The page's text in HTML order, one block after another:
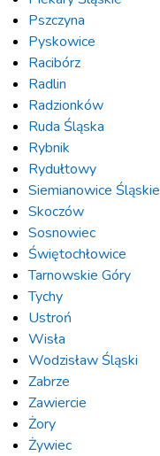
Pszczyna
Pyskowice
Racibórz
Radlin
Radzionków
Ruda Śląska
Rybnik
Rydułtowy
Siemianowice Śląskie
Skoczów
Sosnowiec
Świętochłowice
Tarnowskie Góry
Tychy
Ustroń
Wisła
Wodzisław Śląski
Zabrze
Zawiercie
Żory
Żywiec